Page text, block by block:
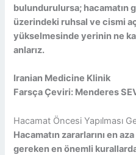
bulundurulursa; hacamatın
üzerindeki ruhsal ve cismi
yükselmesinde yerinin ne
anlarız.
Iranian Medicine Klinik
Farsça Çeviri: Menderes
Hacamat Öncesi Yapılması
Hacamatın zararlarını en
gereken en önemli